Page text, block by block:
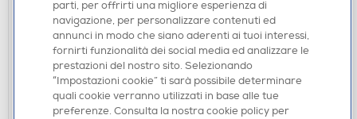
FILM DVD
WARNER HOME VIDEO - Buffalo Kids
€ 6,90
Acquisto online:disponibile
Ritiro in negozio in 30' gratuito:verifica
parti, per offrirti una migliore esperienza di
navigazione, per personalizzare contenuti ed
annunci in modo che siano aderenti ai tuoi interessi,
fornirti funzionalità dei social media ed analizzare le
prestazioni del nostro sito. Selezionando
“Impostazioni cookie” ti sarà possibile determinare
quali cookie verranno utilizzati in base alle tue
preferenze. Consulta la nostra cookie policy per